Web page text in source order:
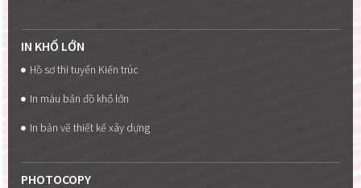
IN KHỔ LỚN
Hồ sơ thi tuyển Kiến trúc
In màu bản đồ khổ lớn
In bản vẽ thiết kế xây dựng
PHOTOCOPY